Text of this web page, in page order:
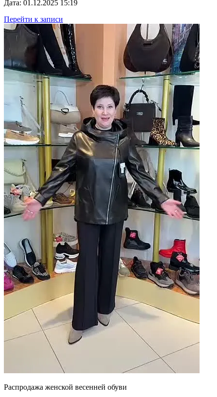
Дата: 01.12.2025 15:19
Перейти к записи
Распродажа женской весенней обуви